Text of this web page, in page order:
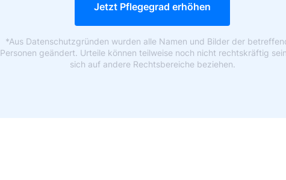
Jetzt Pflegegrad erhöhen
*Aus Datenschutzgründen wurden alle Namen und Bilder der
Personen geändert. Urteile können teilweise noch nicht rechtskräftig
sich auf andere Rechtsbereiche beziehen.